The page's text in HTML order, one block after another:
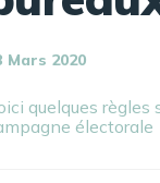
Mars 2020
quelques règles
électorale